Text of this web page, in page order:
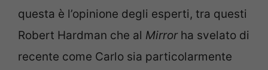
questa è l’opinione degli esperti, tra questi
Robert Hardman che al Mirrorha svelato di
recente come Carlo sia particolarmente